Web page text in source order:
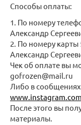
Способы оплаты:
1. По номеру
Александр
2. По номеру карты
Александр
Чек об оплате вы
gofrozen@mail.ru
Либо в
После этого вы
материалы.